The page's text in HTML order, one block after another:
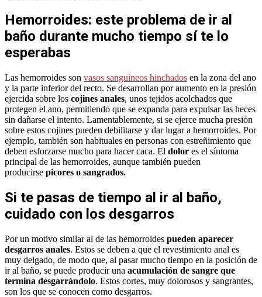
Hemorroides: este problema de ir al
baño durante mucho tiempo sí te lo
esperabas
Las hemorroides son vasos sanguíneos hinchados en la zona del ano
y la parte inferior del recto. Se desarrollan por aumento en la presión
ejercida sobre los cojines anales, unos tejidos acolchados que
protegen el ano, permitiendo que se expanda para expulsar las heces
sin dañarse el intento. Lamentablemente, si se ejerce mucha presión
sobre estos cojines pueden debilitarse y dar lugar a hemorroides. Por
ejemplo, también son habituales en personas con estreñimiento que
deben esforzarse mucho para hacer caca. El dolor es el síntoma
principal de las hemorroides, aunque también pueden
producirse picores o sangrados.
Si te pasas de tiempo al ir al baño,
cuidado con los desgarros
Por un motivo similar al de las hemorroides pueden aparecer
desgarros anales. Estos se deben a que el revestimiento anal es
muy delgado, de modo que, al pasar mucho tiempo en la posición de
ir al baño, se puede producir una acumulación de sangre que
termina desgarrándolo. Estos cortes, muy dolorosos y sangrantes,
son los que se conocen como desgarros.